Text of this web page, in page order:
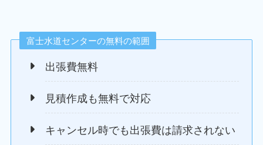
富士水道センターの無料の範囲
出張費無料
見積作成も無料で対応
キャンセル時でも出張費は請求されない